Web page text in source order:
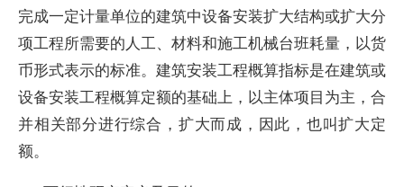
完成一定计量单位的建筑中设备安装扩大结构或扩大分
项工程所需要的人工、材料和施工机械台班耗量，以货
币形式表示的标准。建筑安装工程概算指标是在建筑或
设备安装工程概算定额的基础上，以主体项目为主，合
并相关部分进行综合，扩大而成，因此，也叫扩大定
额。